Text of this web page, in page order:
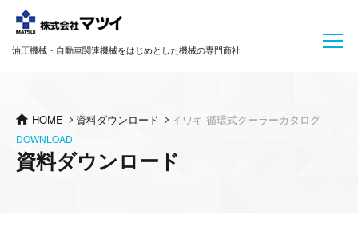
油圧機械・自動車関連機械をはじめとした機械の専門商社
HOME 資料ダウンロード イワキ 循環式クーラーカタログ
DOWNLOAD
資料ダウンロード